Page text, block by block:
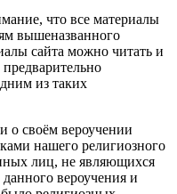
что все материалы
вышеназванного
сайта можно читать и
из таких
о своём вероучении
нашего религиозного
лиц, не являющихся
вероучения и